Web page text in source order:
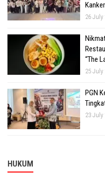
26 July
“The
25 July
PGN
23 July
HUKUM